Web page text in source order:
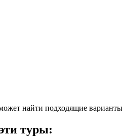
найти подходящие
туры: